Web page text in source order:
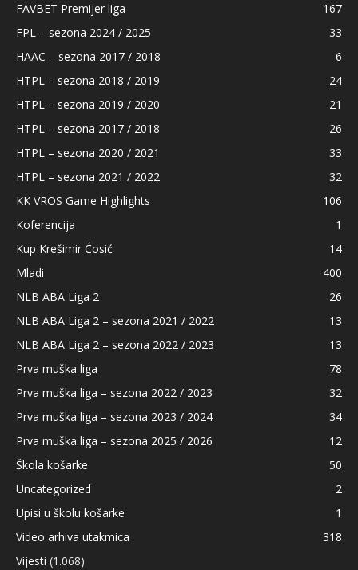
FAVBET Premijer liga
167
FPL – sezona 2024 / 2025
33
HAAC – sezona 2017 / 2018
6
HTPL – sezona 2018 / 2019
24
HTPL – sezona 2019 / 2020
21
HTPL – sezona 2017 / 2018
26
HTPL – sezona 2020 / 2021
33
HTPL – sezona 2021 / 2022
32
KK VROS Game Highlights
106
Koferencija
1
Kup Krešimir Ćosić
14
Mladi
400
NLB ABA Liga 2
26
NLB ABA Liga 2 – sezona 2021 / 2022
13
NLB ABA Liga 2 – sezona 2022 / 2023
13
Prva muška liga
78
Prva muška liga – sezona 2022 / 2023
32
Prva muška liga – sezona 2023 / 2024
34
Prva muška liga – sezona 2025 / 2026
12
Škola košarke
50
Uncategorized
2
Upisi u školu košarke
1
Video arhiva utakmica
318
Vijesti (1.068)